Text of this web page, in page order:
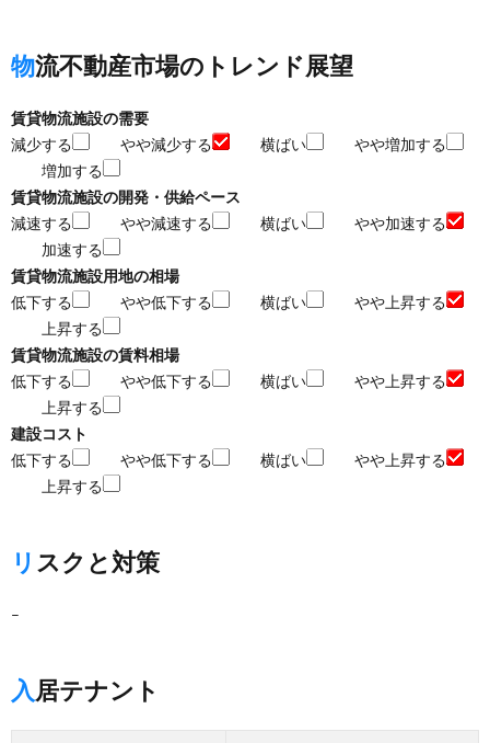
物流不動産市場のトレンド展望
賃貸物流施設の需要
減少する
やや減少する 横ばい
やや増加する
増加する
賃貸物流施設の開発・供給ペース
減速する
やや減速する 横ばい
やや加速する
加速する
賃貸物流施設用地の相場
低下する
やや低下する 横ばい
やや上昇する
上昇する
賃貸物流施設の賃料相場
低下する
やや低下する 横ばい
やや上昇する
上昇する
建設コスト
低下する
やや低下する 横ばい
やや上昇する
上昇する
リスクと対策
–
入居テナント